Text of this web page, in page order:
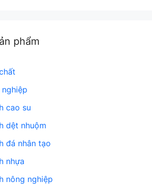
phẩm
cao su
dệt nhuộm
đá nhân tạo
nhựa
nông nghiệp